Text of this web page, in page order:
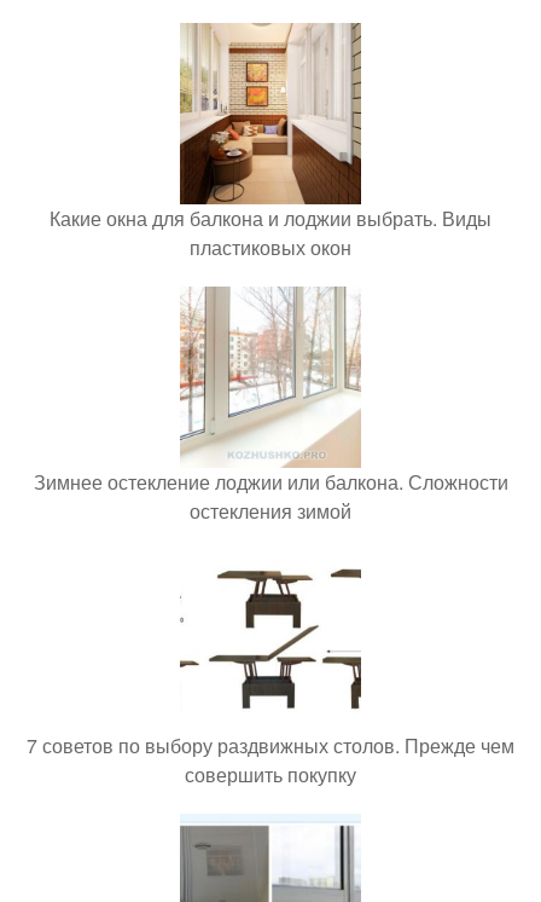
Какие окна для балкона и лоджии выбрать. Виды
пластиковых окон
Зимнее остекление лоджии или балкона. Сложности
остекления зимой
7 советов по выбору раздвижных столов. Прежде чем
совершить покупку